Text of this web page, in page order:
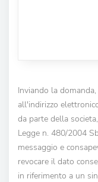
Inviando la
all'indirizzo
da parte della
Legge n. 480/2004
messaggio e
revocare il dato
in riferimento a un